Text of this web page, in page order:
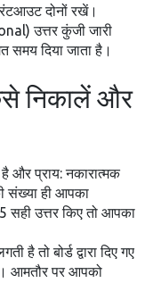
दोनों रखें।
उत्तर कुंजी जारी
समय दिया जाता है।
निकालें और
और प्राय: नकारात्मक
संख्या ही आपका
उत्तर किए तो आपका
तो बोर्ड द्वारा दिए गए
आमतौर पर आपको